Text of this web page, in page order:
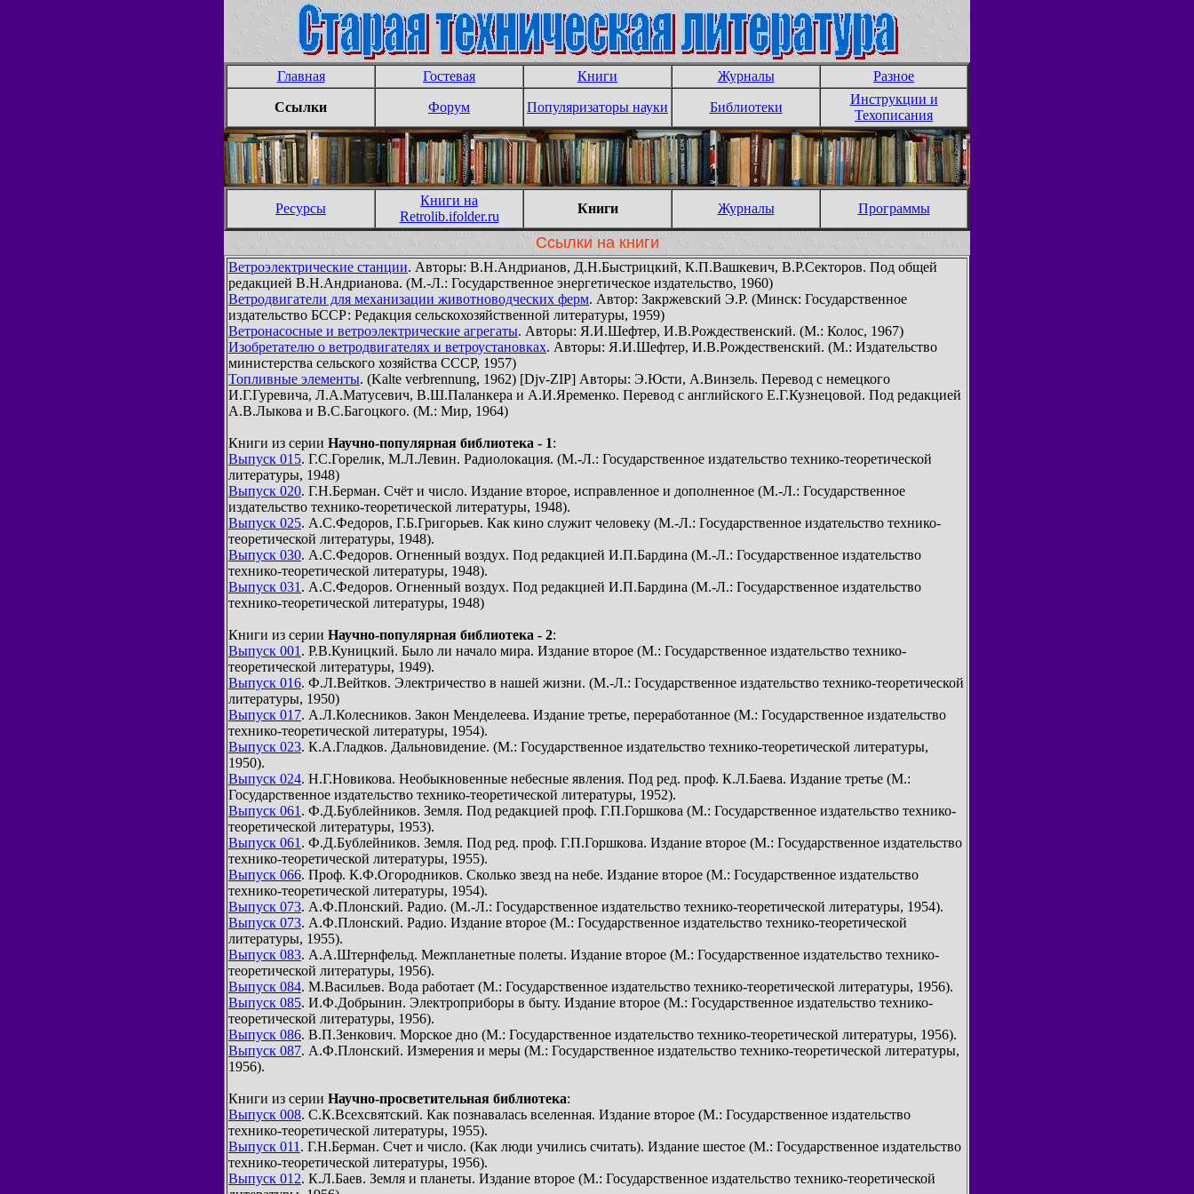
Главная Гостевая Книги Журналы Разное
Ссылки Форум Популяризаторы науки Библиотеки
Инструкции и
Техописания
Ресурсы
Книги на
Retrolib.ifolder.ru
Книги Журналы Программы
Ссылки на книги
Ветроэлектрические станции. Авторы: В.Н.Андрианов, Д.Н.Быстрицкий, К.П.Вашкевич, В.Р.Секторов. Под общей
редакцией В.Н.Андрианова. (М.-Л.: Государственное энергетическое издательство, 1960)
Ветродвигатели для механизации животноводческих ферм. Автор: Закржевский Э.Р. (Минск: Государственное
издательство БССР: Редакция сельскохозяйственной литературы, 1959)
Ветронасосные и ветроэлектрические агрегаты. Авторы: Я.И.Шефтер, И.В.Рождественский. (М.: Колос, 1967)
Изобретателю о ветродвигателях и ветроустановках. Авторы: Я.И.Шефтер, И.В.Рождественский. (М.: Издательство
министерства сельского хозяйства СССР, 1957)
Топливные элементы. (Kalte verbrennung, 1962) [Djv-ZIP] Авторы: Э.Юсти, А.Винзель. Перевод с немецкого
И.Г.Гуревича, Л.А.Матусевич, В.Ш.Паланкера и А.И.Яременко. Перевод с английского Е.Г.Кузнецовой. Под редакцией
А.В.Лыкова и В.С.Багоцкого. (М.: Мир, 1964)
Книги из серии Научно-популярная библиотека - 1:
Выпуск 015. Г.С.Горелик, М.Л.Левин. Радиолокация. (М.-Л.: Государственное издательство технико-теоретической
литературы, 1948)
Выпуск 020. Г.Н.Берман. Счёт и число. Издание второе, исправленное и дополненное (М.-Л.: Государственное
издательство технико-теоретической литературы, 1948).
Выпуск 025. А.С.Федоров, Г.Б.Григорьев. Как кино служит человеку (М.-Л.: Государственное издательство технико-
теоретической литературы, 1948).
Выпуск 030. А.С.Федоров. Огненный воздух. Под редакцией И.П.Бардина (М.-Л.: Государственное издательство
технико-теоретической литературы, 1948).
Выпуск 031 . А.С.Федоров. Огненный воздух. Под редакцией И.П.Бардина (М.-Л.: Государственное издательство
технико-теоретической литературы, 1948)
Книги из серии Научно-популярная библиотека - 2:
Выпуск 001 . Р.В.Куницкий. Было ли начало мира. Издание второе (М.: Государственное издательство технико-
теоретической литературы, 1949).
Выпуск 016. Ф.Л.Вейтков. Электричество в нашей жизни. (М.-Л.: Государственное издательство технико-теоретической
литературы, 1950)
Выпуск 017. А.Л.Колесников. Закон Менделеева. Издание третье, переработанное (М.: Государственное издательство
технико-теоретической литературы, 1954).
Выпуск 023. К.А.Гладков. Дальновидение. (М.: Государственное издательство технико-теоретической литературы,
1950).
Выпуск 024. Н.Г.Новикова. Необыкновенные небесные явления. Под ред. проф. К.Л.Баева. Издание третье (М.:
Государственное издательство технико-теоретической литературы, 1952).
Выпуск 061 . Ф.Д.Бублейников. Земля. Под редакцией проф. Г.П.Горшкова (М.: Государственное издательство технико-
теоретической литературы, 1953).
Выпуск 061 . Ф.Д.Бублейников. Земля. Под ред. проф. Г.П.Горшкова. Издание второе (М.: Государственное издательство
технико-теоретической литературы, 1955).
Выпуск 066. Проф. К.Ф.Огородников. Сколько звезд на небе. Издание второе (М.: Государственное издательство
технико-теоретической литературы, 1954).
Выпуск 073. А.Ф.Плонский. Радио. (М.-Л.: Государственное издательство технико-теоретической литературы, 1954).
Выпуск 073. А.Ф.Плонский. Радио. Издание второе (М.: Государственное издательство технико-теоретической
литературы, 1955).
Выпуск 083. А.А.Штернфельд. Межпланетные полеты. Издание второе (М.: Государственное издательство технико-
теоретической литературы, 1956).
Выпуск 084. М.Васильев. Вода работает (М.: Государственное издательство технико-теоретической литературы, 1956).
Выпуск 085. И.Ф.Добрынин. Электроприборы в быту. Издание второе (М.: Государственное издательство технико-
теоретической литературы, 1956).
Выпуск 086. В.П.Зенкович. Морское дно (М.: Государственное издательство технико-теоретической литературы, 1956).
Выпуск 087. А.Ф.Плонский. Измерения и меры (М.: Государственное издательство технико-теоретической литературы,
1956).
Книги из серии Научно-просветительная библиотека:
Выпуск 008. С.К.Всехсвятский. Как познавалась вселенная. Издание второе (М.: Государственное издательство
технико-теоретической литературы, 1955).
Выпуск 011 . Г.Н.Берман. Счет и число. (Как люди учились считать). Издание шестое (М.: Государственное издательство
технико-теоретической литературы, 1956).
Выпуск 012. К.Л.Баев. Земля и планеты. Издание второе (М.: Государственное издательство технико-теоретической